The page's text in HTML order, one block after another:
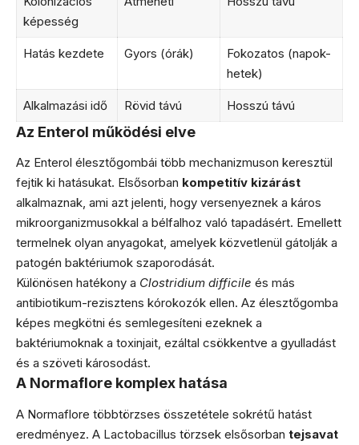
képesség
Hatás kezdete Gyors (órák)
Fokozatos (napok-
hetek)
Alkalmazási idő Rövid távú Hosszú távú
Az Enterol működési elve
Az Enterol élesztőgombái több mechanizmuson keresztül
fejtik ki hatásukat. Elsősorban kompetitív kizárást
alkalmaznak, ami azt jelenti, hogy versenyeznek a káros
mikroorganizmusokkal a bélfalhoz való tapadásért. Emellett
termelnek olyan anyagokat, amelyek közvetlenül gátolják a
patogén baktériumok szaporodását.
Különösen hatékony a Clostridium difficile és más
antibiotikum-rezisztens kórokozók ellen. Az élesztőgomba
képes megkötni és semlegesíteni ezeknek a
baktériumoknak a toxinjait, ezáltal csökkentve a gyulladást
és a szöveti károsodást.
A Normaflore komplex hatása
A Normaflore többtörzses összetétele sokrétű hatást
eredményez. A Lactobacillus törzsek elsősorban tejsavat